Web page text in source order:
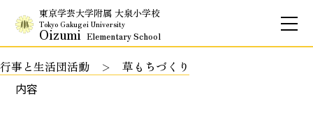
東京学芸大学附属 大泉小学校
Tokyo Gakugei University
Oizumi Elementary School
お問合せ アクセス
行事と生活団活動
草もちづくり
内容